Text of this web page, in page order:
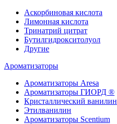
Аскорбиновая кислота
Лимонная кислота
Тринатрий цитрат
Бутилгидрокситолуол
Другие
Ароматизаторы
Ароматизаторы Aresa
Ароматизаторы ГИОРД ®
Кристаллический ванилин
Этилванилин
Ароматизаторы Scentium